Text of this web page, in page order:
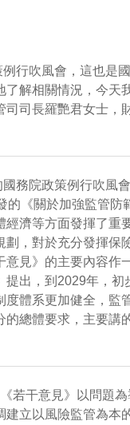
行吹風會，這也是
解相關情況，今天
司長羅艷君女士
務院政策例行吹風
《關於加強監管
濟等方面發揮了
，對於充分發揮
見》的主要內容
出，到2029年，
體系更加健全，
總體要求，主要講
若干意見》以問題
立以風險監管為本